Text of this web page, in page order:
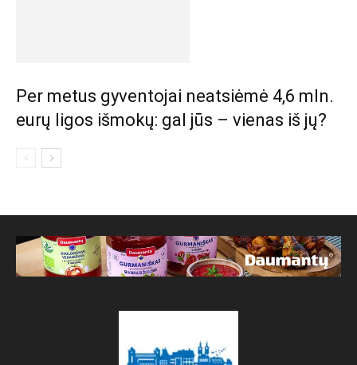
Per metus gyventojai neatsiėmė 4,6 mln.
eurų ligos išmokų: gal jūs – vienas iš jų?